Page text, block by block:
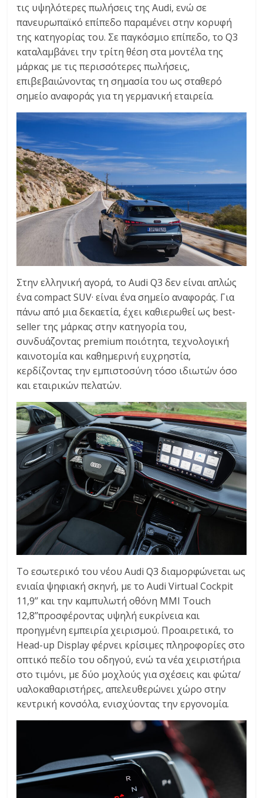
τις υψηλότερες πωλήσεις της Audi, ενώ σε
πανευρωπαϊκό επίπεδο παραμένει στην κορυφή
της κατηγορίας του. Σε παγκόσμιο επίπεδο, το Q3
καταλαμβάνει την τρίτη θέση στα μοντέλα της
μάρκας με τις περισσότερες πωλήσεις,
επιβεβαιώνοντας τη σημασία του ως σταθερό
σημείο αναφοράς για τη γερμανική εταιρεία.
Στην ελληνική αγορά, το Audi Q3 δεν είναι απλώς
ένα compact SUV· είναι ένα σημείο αναφοράς. Για
πάνω από μια δεκαετία, έχει καθιερωθεί ως best-
seller της μάρκας στην κατηγορία του,
συνδυάζοντας premium ποιότητα, τεχνολογική
καινοτομία και καθημερινή ευχρηστία,
κερδίζοντας την εμπιστοσύνη τόσο ιδιωτών όσο
και εταιρικών πελατών.
Το εσωτερικό του νέου Audi Q3 διαμορφώνεται ως
ενιαία ψηφιακή σκηνή, με το Audi Virtual Cockpit
11,9’’ και την καμπυλωτή οθόνη MMI Touch
12,8’’προσφέροντας υψηλή ευκρίνεια και
προηγμένη εμπειρία χειρισμού. Προαιρετικά, το
Head-up Display φέρνει κρίσιμες πληροφορίες στο
οπτικό πεδίο του οδηγού, ενώ τα νέα χειριστήρια
στο τιμόνι, με δύο μοχλούς για σχέσεις και φώτα/
υαλοκαθαριστήρες, απελευθερώνει χώρο στην
κεντρική κονσόλα, ενισχύοντας την εργονομία.